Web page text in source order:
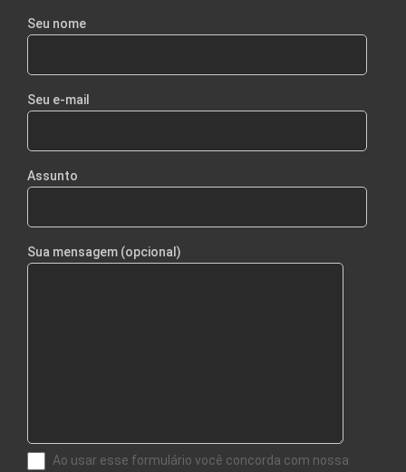
Seu nome
Seu e-mail
Assunto
Sua mensagem (opcional)
Ao usar esse formulário você concorda com nossa